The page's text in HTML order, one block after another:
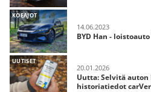
KOEAJOT
14.06.2023
BYD Han -
UUTISET
20.01.2026
Uutta: Selvitä
historiatiedot